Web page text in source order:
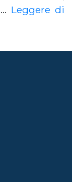
Leggere di